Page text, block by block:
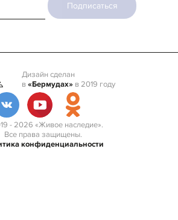
Подписаться
- 2026 «Живое наследие».
Все права защищены.
конфиденциальности
Дизайн сделан
в«Бермудах»в 2019 году